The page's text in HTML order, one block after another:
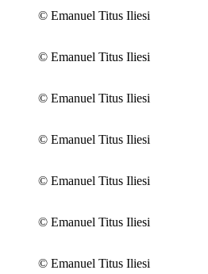
© Emanuel Titus Iliesi
© Emanuel Titus Iliesi
© Emanuel Titus Iliesi
© Emanuel Titus Iliesi
© Emanuel Titus Iliesi
© Emanuel Titus Iliesi
© Emanuel Titus Iliesi